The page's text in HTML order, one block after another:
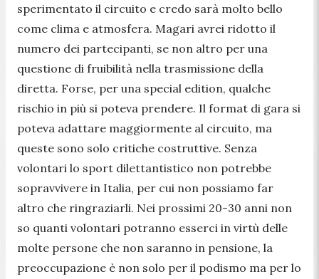
sperimentato il circuito e credo sarà molto bello
come clima e atmosfera. Magari avrei ridotto il
numero dei partecipanti, se non altro per una
questione di fruibilità nella trasmissione della
diretta. Forse, per una special edition, qualche
rischio in più si poteva prendere. Il format di gara si
poteva adattare maggiormente al circuito, ma
queste sono solo critiche costruttive. Senza
volontari lo sport dilettantistico non potrebbe
sopravvivere in Italia, per cui non possiamo far
altro che ringraziarli. Nei prossimi 20-30 anni non
so quanti volontari potranno esserci in virtù delle
molte persone che non saranno in pensione, la
preoccupazione è non solo per il podismo ma per lo